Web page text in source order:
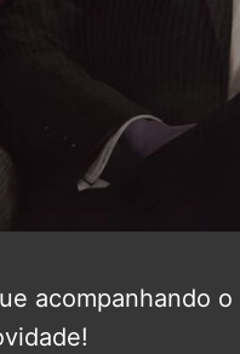
acompanhando o